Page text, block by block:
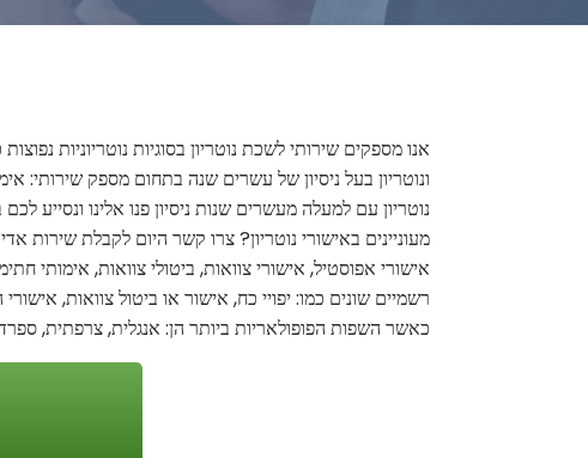
אנו מספקים שירותי לשכת נוטריון בסוגיות נוטריוניות
ונוטריון בעל ניסיון של עשרים שנה בתחום מספק
נוטריון עם למעלה מעשרים שנות ניסיון פנו אלינו ונסייע
מעוניינים באישורי נוטריון? צרו קשר היום לקבלת שירות
אישורי אפוסטיל, אישורי צוואות, ביטולי צוואות, אימותי
רשמיים שונים כמו: יפויי כח, אישור או ביטול צוואות,
כאשר השפות הפופולאריות ביותר הן: אנגלית, צרפתית,